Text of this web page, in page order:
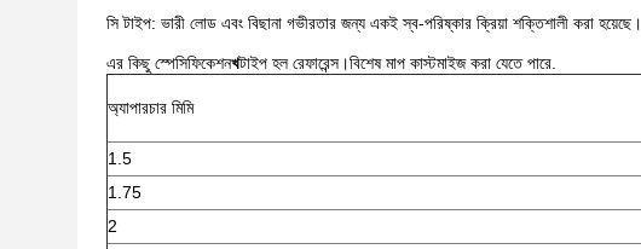
সি টাইপ: ভারী লোড এবং বিছানা গভীরতার জন্য একই স্ব-পরিষ্কার ক্রিয়া শক্তিশালী করা হয়েছে।
এর কিছু স্পেসিফিকেশনখটাইপ হল রেফারেন্স।বিশেষ মাপ কাস্টমাইজ করা যেতে পারে.
অ্যাপারচার মিমি
1.5
1.75
2